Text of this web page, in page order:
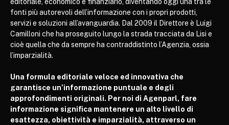
editoriale, economico e finanziario, diventando oggi una tra le
fonti più autorevoli dell’informazione con i propri prodotti,
servizi e soluzioni all’avanguardia. Dal 2009 il Direttore è Luigi
Camilloni che ha proseguito lungo la strada tracciata da Lisi e
cioè quella che da sempre ha contraddistinto l’Agenzia, ossia
l’imparzialità.
Una formula editoriale veloce ed innovativa che
garantisce un’informazione puntuale e degli
approfondimenti originali. Per noi di Agenparl, fare
informazione significa mantenere un alto livello di
esattezza, obiettività e imparzialità, attraverso un